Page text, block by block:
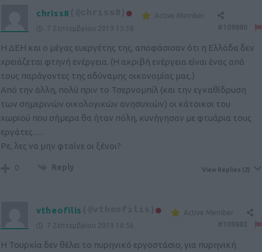
chriss8
Active Member
7 Σεπτεμβρίου 2019 15:38
Η ΔΕΗ και ο μέγας ευεργέτης της, αποφάσισαν ότι η Ελλάδα δεν
χρειάζεται φτηνή ενέργεια. (Η ακριβή ενέργεια είναι ένας από
τους παράγοντες της αδύναμης οικονομίας μας.)
Από την άλλη, πολύ πριν το Τσερνομπίλ (και την εγκαθίδρυση
των σημερινών οικολογικών ανησυχιών) οι κάτοικοι του
χωριού που σήμερα θα ήταν πόλη, κυνήγησαν με φτυάρια τους
εργάτες….
Ρε, λες να μην φταίνε οι ξένοι?
0 Reply View Replies (2)
vtheofilis (@vtheofilis)
Active Member
7 Σεπτεμβρίου 2019 16:56
Η Τουρκία δεν θέλει το πυρηνικό εργοστάσιο, για πυρηνική